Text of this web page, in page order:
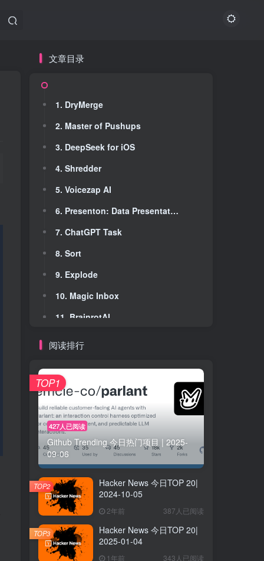
文章目录
1. DryMerge
2. Master of Pushups
3. DeepSeek for iOS
4. Shredder
5. Voicezap AI
6. Presenton: Data Presentations
7. ChatGPT Task
8. Sort
9. Explode
10. Magic Inbox
11. BrainrotAI
12. StractiAI
14. Liveblocks AI Copilots
16. Megan
17. My AI Trainer
18. Priciq
19. fivenines.io
20. CreatorFlow
文章目录
1. DryMerge
2. Master of Pushups
3. DeepSeek for iOS
4. Shredder
5. Voicezap AI
6. Presenton: Data Presentations
7. ChatGPT Task
8. Sort
9. Explode
10. Magic Inbox
11. BrainrotAI
12. StractiAI
14. Liveblocks AI Copilots
16. Megan
17. My AI Trainer
18. Priciq
19. fivenines.io
20. CreatorFlow
阅读排行
427人已阅读
Github Trending 今日热门项目 | 2025-
09-06
TOP1
Hacker News 今日TOP 20|
2024-10-05
2年前 387人已阅读
TOP2
Hacker News 今日TOP 20|
2025-01-04
1年前 343人已阅读
TOP3